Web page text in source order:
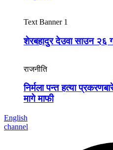
Text Banner 1
शेरबहादुर देउवा साउन २६
राजनीति
निर्मला पन्त हत्या
मागे माफी
English
channel